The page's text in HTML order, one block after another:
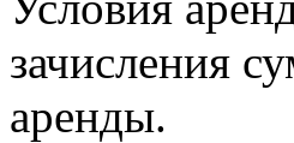
зачисления
аренды.